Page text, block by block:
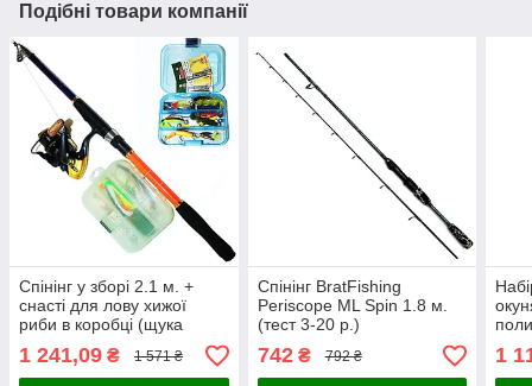
Подібні товари компанії
Спінінг у зборі 2.1 м. +
снасті для лову хижої
риби в коробці (щука
1 241,09 ₴ 1 571 ₴
Спінінг BratFishing
Periscope ML Spin 1.8 м.
(тест 3-20 р.)
742₴ 792 ₴ 1